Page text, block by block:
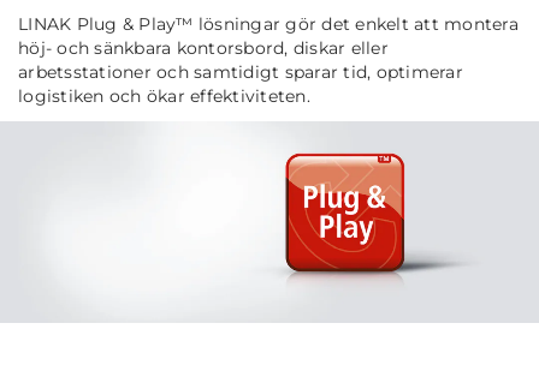
LINAK Plug & Play™ lösningar gör det enkelt att montera
höj- och sänkbara kontorsbord, diskar eller
arbetsstationer och samtidigt sparar tid, optimerar
logistiken och ökar effektiviteten.